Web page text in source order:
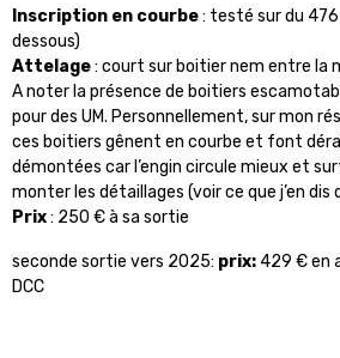
Inscription en courbe: testé sur du
dessous)
Attelage: court sur boitier nem entre la
A noter la présence de boitiers
pour des UM. Personnellement, sur mon
ces boitiers gênent en courbe et font
démontées car l’engin circule mieux et
monter les détaillages (voir ce que j’en dis
Prix: 250 € à sa sortie
seconde sortie vers 2025: prix:429 € en
DCC